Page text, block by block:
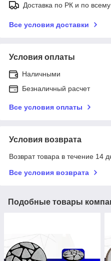
Доставка по РК и по
Все условия доставки
Условия оплаты
Наличными
Безналичный расчет
Все условия оплаты
Условия возврата
Возврат товара в течение 14
Все условия возврата
Подобные товары